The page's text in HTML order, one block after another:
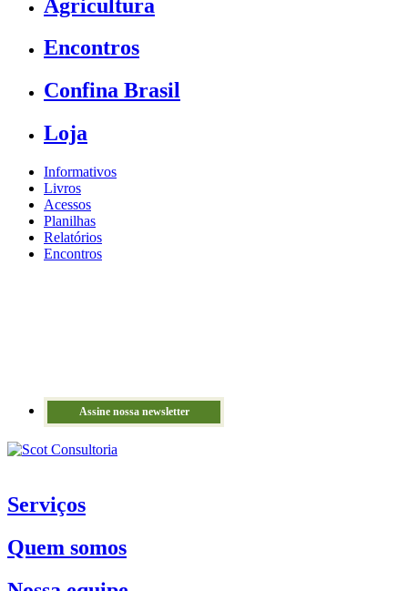
Agricultura
Encontros
Confina Brasil
Loja
Informativos
Livros
Acessos
Planilhas
Relatórios
Encontros
Assine nossa newsletter
Serviços
Quem somos